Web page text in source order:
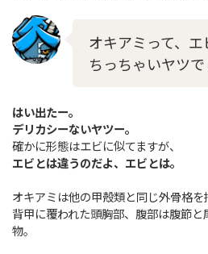
オキアミって、エ
ちっちゃいヤツで
はい出たー。
デリカシーないヤツー。
確かに形態はエビに似てますが、
エビとは違うのだよ、エビとは。
オキアミは他の甲殻類と同じ外骨格を
背甲に覆われた頭胸部、腹部は腹節
物。